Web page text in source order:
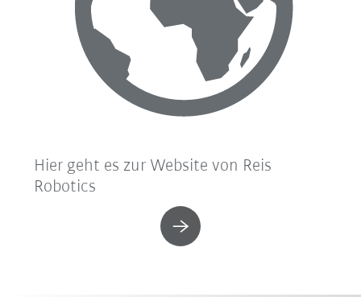
Hier geht es zur Website von Reis
Robotics